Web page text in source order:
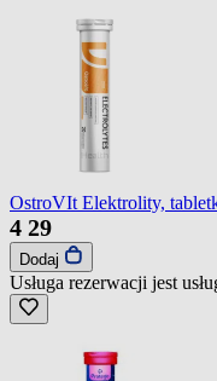
OstroVIt Elektrolity,
4 29
Dodaj
Usługa rezerwacji jest